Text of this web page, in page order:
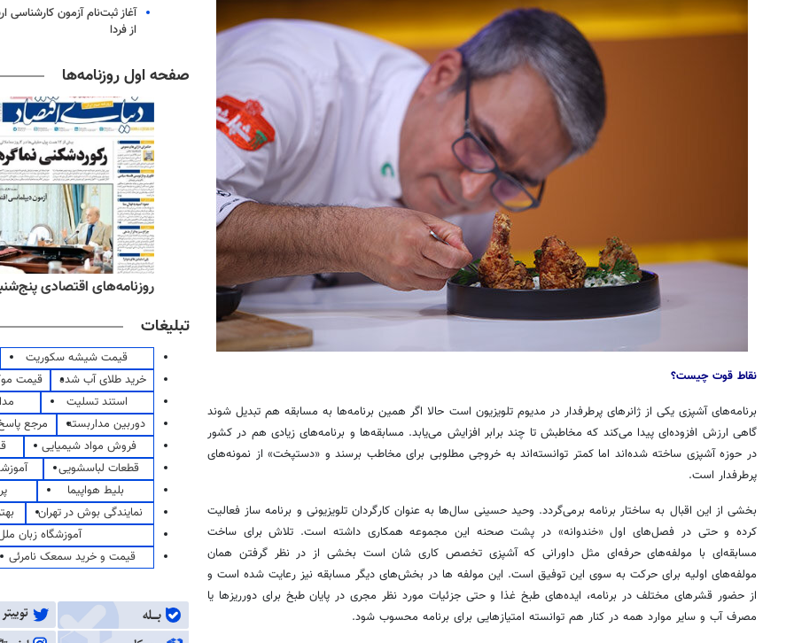
نقاط قوت چیست؟
برنامه‌های آشپزی یکی از ژانرهای پرطرفدار در مدیوم تلویزیون است حالا اگر همین برنامه‌ها به مسابقه هم تبدیل شوند
گاهی ارزش افزوده‌ای پیدا می‌کند که مخاطبش تا چند برابر افزایش می‌یابد. مسابقه‌ها و برنامه‌های زیادی هم در کشور
در حوزه آشپزی ساخته شده‌اند اما کمتر توانسته‌اند به خروجی مطلوبی برای مخاطب برسند و «دستپخت» از نمونه‌های
پرطرفدار است.
بخشی از این اقبال به ساختار برنامه برمی‌گردد. وحید حسینی سال‌ها به عنوان کارگردان تلویزیونی و برنامه ساز فعالیت
کرده و حتی در فصل‌های اول «خندوانه» در پشت صحنه این مجموعه همکاری داشته است. تلاش برای ساخت
مسابقه‌ای با مولفه‌های حرفه‌ای مثل داورانی که آشپزی تخصص کاری شان است بخشی از در نظر گرفتن همان
مولفه‌های اولیه برای حرکت به سوی این توفیق است. این مولفه ها در بخش‌های دیگر مسابقه نیز رعایت شده است و
از حضور قشرهای مختلف در برنامه، ایده‌های طبخ غذا و حتی جزئیات مورد نظر مجری در پایان طبخ برای دورریزها یا
مصرف آب و سایر موارد همه در کنار هم توانسته امتیازهایی برای برنامه محسوب شود.
آغاز ثبت‌نام‌ آزمون
از فردا
صفحه اول روزنامه‌ها
روزنامه‌های صبح پنج‌شنبه ۱۵ مرداد ۱۴۰۵ روزنامه‌های ورزشی پنج‌شنبه ۱۵ مرداد ۱۴۰۵ روزنامه‌های اقتصادی پنج‌شنبه ۱۵ مرداد
تبلیغات
قیمت شیشه سکوریت
خرید طلای آب شده
قیمت
استند تسلیت
دوربین مداربسته
مرجع
فروش مواد شیمیایی
قطعات لباسشویی
بلیط هواپیما
نمایندگی بوش در تهران
آموزشگاه زبان
قیمت و خرید سمعک نامرئی